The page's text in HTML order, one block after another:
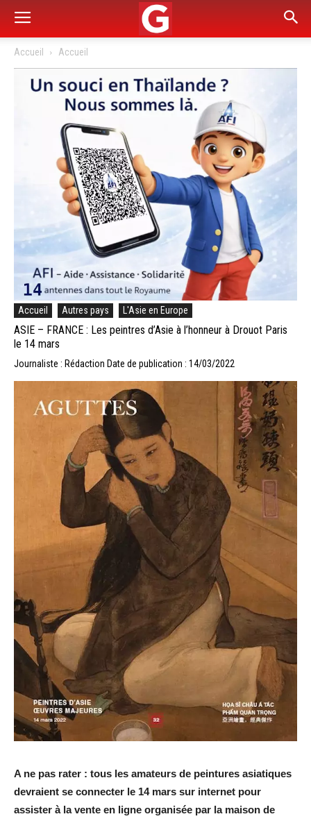
Accueil Accueil
Accueil Autres pays L'Asie en Europe
ASIE – FRANCE : Les peintres d’Asie à l’honneur à Drouot Paris
le 14 mars
Journaliste : Rédaction Date de publication : 14/03/2022
A ne pas rater : tous les amateurs de peintures asiatiques
devraient se connecter le 14 mars sur internet pour
assister à la vente en ligne organisée par la maison de